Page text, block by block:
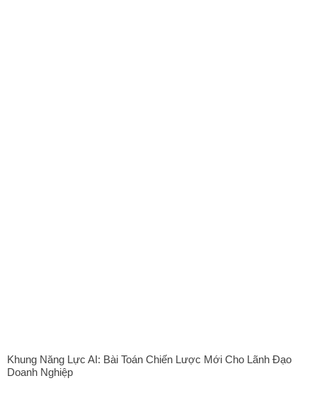
Khung Năng Lực AI: Bài Toán Chiến Lược Mới Cho Lãnh Đạo
Doanh Nghiệp